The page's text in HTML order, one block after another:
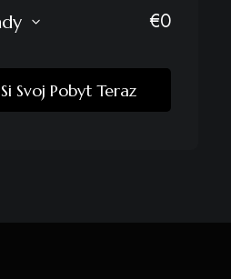
€0
Svoj Pobyt Teraz